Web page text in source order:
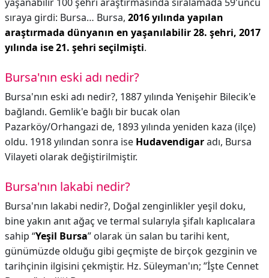
sıraya girdi: Bursa… Bursa, 2016 yılında yapılan
araştırmada dünyanın en yaşanılabilir 28. şehri, 2017
yılında ise 21. şehri seçilmişti.
Bursa'nın eski adı nedir?
Bursa'nın eski adı nedir?, 1887 yılında Yenişehir Bilecik'e
bağlandı. Gemlik'e bağlı bir bucak olan
Pazarköy/Orhangazi de, 1893 yılında yeniden kaza (ilçe)
oldu. 1918 yılından sonra ise Hudavendigaradı, Bursa
Vilayeti olarak değiştirilmiştir.
Bursa'nın lakabi nedir?
Bursa'nın lakabi nedir?, Doğal zenginlikler yeşil doku,
bine yakın anıt ağaç ve termal sularıyla şifalı kaplıcalara
sahip “Yeşil Bursa” olarak ün salan bu tarihi kent,
günümüzde olduğu gibi geçmişte de birçok gezginin ve
tarihçinin ilgisini çekmiştir. Hz. Süleyman'ın; ”İşte Cennet